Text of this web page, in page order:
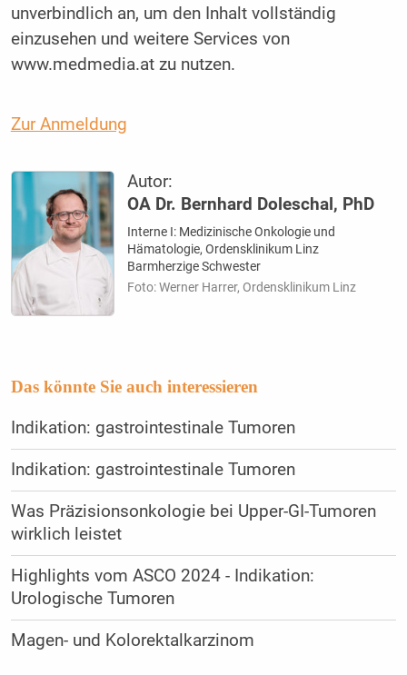
unverbindlich an, um den Inhalt vollständig
einzusehen und weitere Services von
www.medmedia.at zu nutzen.
Zur Anmeldung
Autor:
OA Dr. Bernhard Doleschal, PhD
Interne I: Medizinische Onkologie und
Hämatologie, Ordensklinikum Linz
Barmherzige Schwester
Foto: Werner Harrer, Ordensklinikum Linz
Das könnte Sie auch interessieren
Indikation: gastrointestinale Tumoren
Indikation: gastrointestinale Tumoren
Was Präzisionsonkologie bei Upper-GI-Tumoren
wirklich leistet
Highlights vom ASCO 2024 - Indikation:
Urologische Tumoren
Magen- und Kolorektalkarzinom